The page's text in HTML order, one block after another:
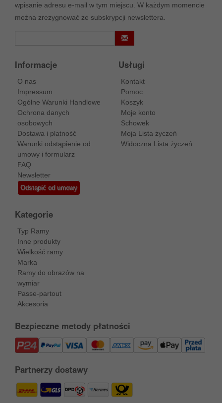
wpisanie adresu e-mail w tym miejscu. W każdym momencie
można zrezygnować ze subskrypcji newslettera.
Informacje
O nas
Impressum
Ogólne Warunki Handlowe
Ochrona danych
osobowych
Dostawa i platność
Warunki odstąpienie od
umowy i formularz
FAQ
Newsletter
Odstąpić od umowy
Usługi
Kontakt
Pomoc
Koszyk
Moje konto
Schowek
Moja Lista życzeń
Widoczna Lista życzeń
Kategorie
Typ Ramy
Inne produkty
Wielkość ramy
Marka
Ramy do obrazów na
wymiar
Passe-partout
Akcesoria
Bezpieczne metody płatności
Partnerzy dostawy